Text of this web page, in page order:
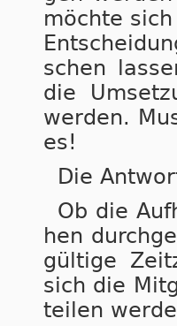
möch­te
schen
die
wer­den.
es!
Die
Ob die
hen
gül­ti­ge
sich die
tei­len